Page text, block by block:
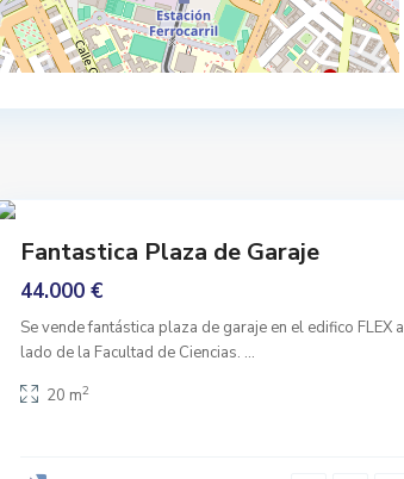
G
r
n
Fantastica Plaza de Garaje
44.000 €
Se vende fantástica plaza de garaje en el edifico FLEX a
lado de la Facultad de Ciencias. ...
20 m2
i
v
t
G